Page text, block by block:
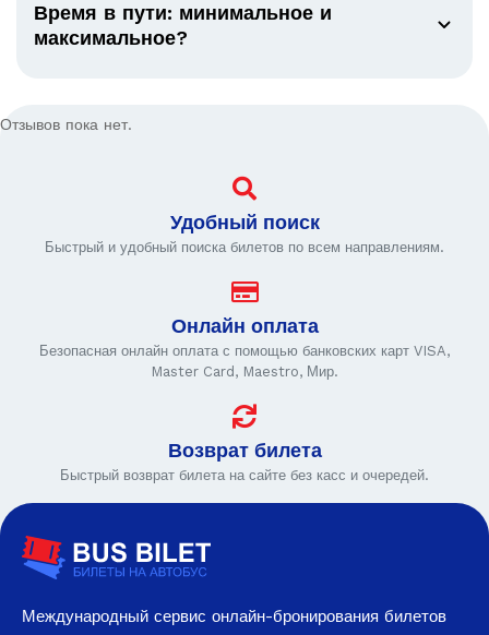
Время в пути: минимальное и
максимальное?
Отзывов пока нет.
Удобный поиск
Быстрый и удобный поиска билетов по всем направлениям.
Онлайн оплата
Безопасная онлайн оплата с помощью банковских карт VISA,
Master Card, Maestro, Мир.
Возврат билета
Быстрый возврат билета на сайте без касс и очередей.
Международный сервис онлайн-бронирования билетов